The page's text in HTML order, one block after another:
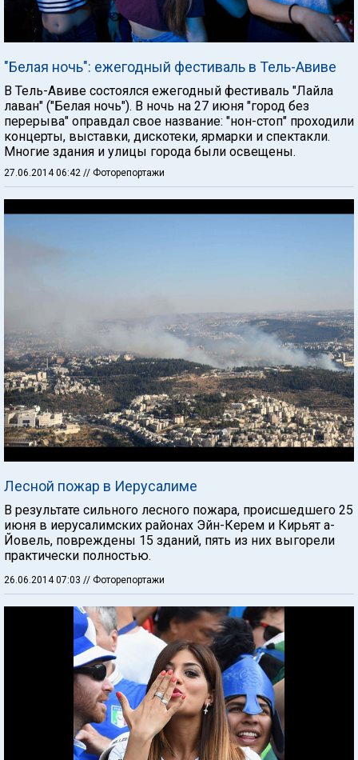
"Белая ночь": ежегодный фестиваль в Тель-Авиве
В Тель-Авиве состоялся ежегодный фестиваль "Лайла
лаван" ("Белая ночь"). В ночь на 27 июня "город без
перерыва" оправдал свое название: "нон-стоп" проходили
концерты, выставки, дискотеки, ярмарки и спектакли.
Многие здания и улицы города были освещены.
27.06.2014 06:42 // Фоторепортажи
Лесной пожар в Иерусалиме
В результате сильного лесного пожара, происшедшего 25
июня в иерусалимских районах Эйн-Керем и Кирьят а-
Йовель, повреждены 15 зданий, пять из них выгорели
практически полностью.
26.06.2014 07:03 // Фоторепортажи